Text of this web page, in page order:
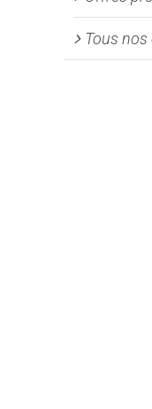
Tous nos